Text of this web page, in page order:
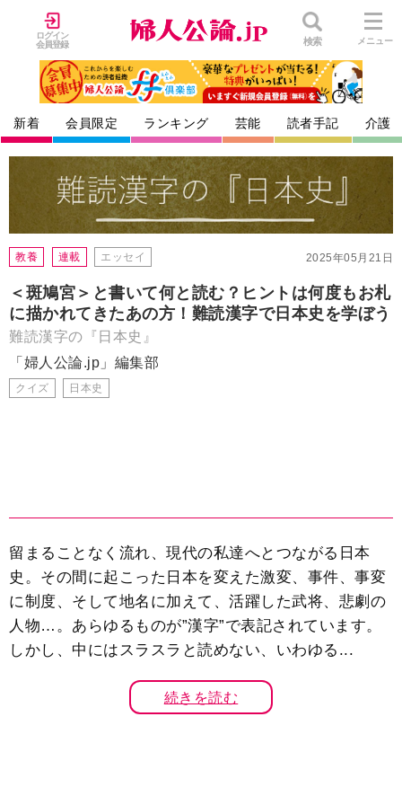
ログイン
会員登録
検索 メニュー
新着 会員限定 ランキング 芸能 読者手記 介護
2025年05月21日
教養 連載 エッセイ
＜斑鳩宮＞と書いて何と読む？ヒントは何度もお札
に描かれてきたあの方！難読漢字で日本史を学ぼう
難読漢字の『日本史』
「婦人公論.jp」編集部
クイズ 日本史
留まることなく流れ、現代の私達へとつながる日本
史。その間に起こった日本を変えた激変、事件、事変
に制度、そして地名に加えて、活躍した武将、悲劇の
人物…。あらゆるものが”漢字”で表記されています。
しかし、中にはスラスラと読めない、いわゆる...
続きを読む